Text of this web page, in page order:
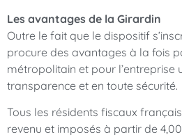
Les avantages de la Girardin
Outre le fait que le dispositif
procure des avantages à la fois
métropolitain et pour l’entreprise
transparence et en toute sécurité.
Tous les résidents fiscaux
revenu et imposés à partir de